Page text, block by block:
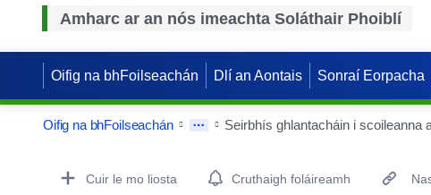
Amharc ar an nós imeachta Soláthair Phoiblí
Oifig na bhFoilseachán Dlí an Aontais Sonraí Eorpacha
Oifig na bhFoilseachán Seirbhís ghlantacháin i scoileanna
Procurement Detail Actions Portlet
Cuir le mo liosta Cruthaigh foláireamh